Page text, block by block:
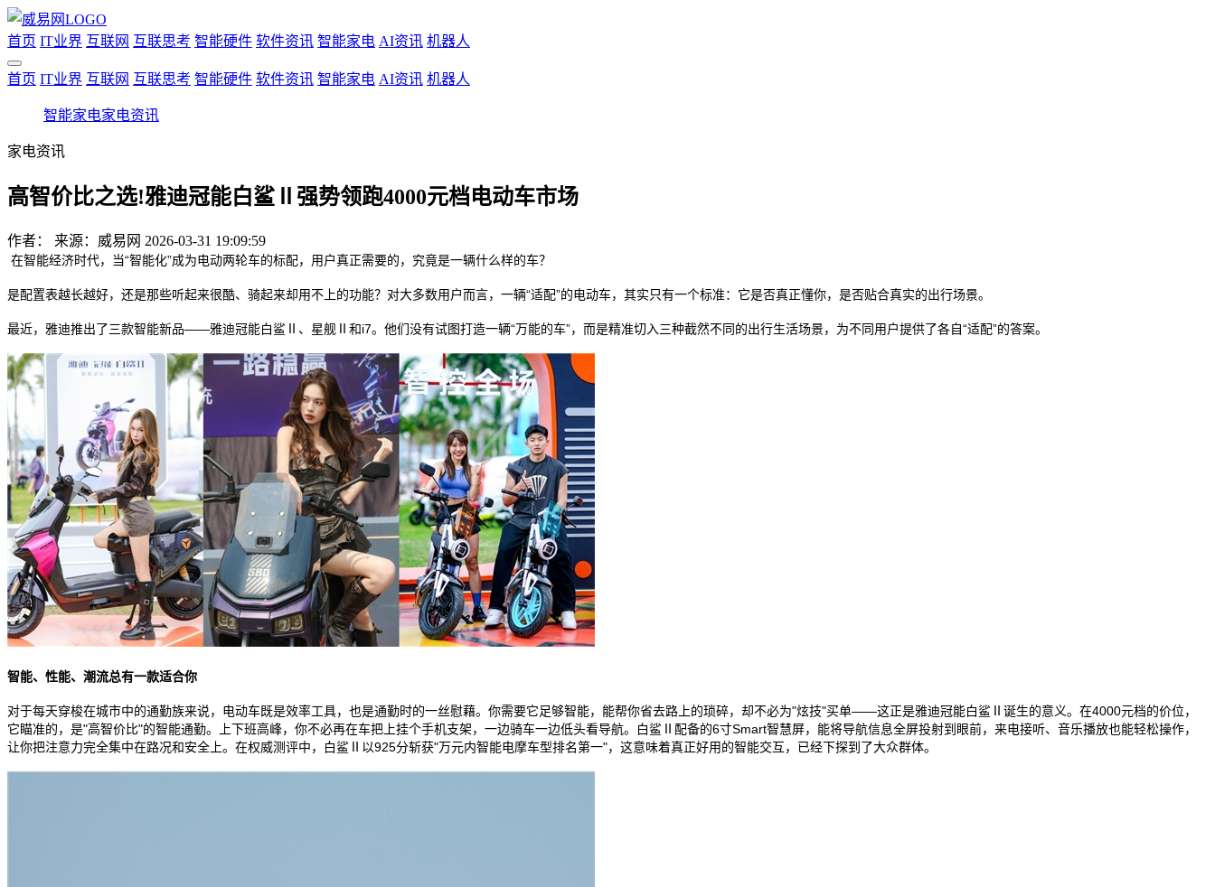
首页 IT业界 互联网 互联思考 智能硬件 软件资讯 智能家电 AI资讯 机器人
首页 IT业界 互联网 互联思考 智能硬件 软件资讯 智能家电 AI资讯 机器人
智能家电家电资讯
家电资讯
高智价比之选!雅迪冠能白鲨Ⅱ强势领跑4000元档电动车市场
作者： 来源：威易网 2026-03-31 19:09:59
在智能经济时代，当“智能化”成为电动两轮车的标配，用户真正需要的，究竟是一辆什么样的车？
是配置表越长越好，还是那些听起来很酷、骑起来却用不上的功能？对大多数用户而言，一辆“适配”的电动车，其实只有一个标准：它是否真正懂你，是否贴合真实的出行场景。
最近，雅迪推出了三款智能新品——雅迪冠能白鲨Ⅱ、星舰Ⅱ和i7。他们没有试图打造一辆“万能的车”，而是精准切入三种截然不同的出行生活场景，为不同用户提供了各自“适配”的答案。
智能、性能、潮流总有一款适合你
对于每天穿梭在城市中的通勤族来说，电动车既是效率工具，也是通勤时的一丝慰藉。你需要它足够智能，能帮你省去路上的琐碎，却不必为"炫技"买单——这正是雅迪冠能白鲨Ⅱ诞生的意义。在4000元档的价位，
它瞄准的，是"高智价比"的智能通勤。上下班高峰，你不必再在车把上挂个手机支架，一边骑车一边低头看导航。白鲨Ⅱ配备的6寸Smart智慧屏，能将导航信息全屏投射到眼前，来电接听、音乐播放也能轻松操作，
让你把注意力完全集中在路况和安全上。在权威测评中，白鲨Ⅱ以925分斩获"万元内智能电摩车型排名第一"，这意味着真正好用的智能交互，已经下探到了大众群体。